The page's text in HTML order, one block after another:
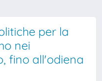
per la
nei
fino all'odiena